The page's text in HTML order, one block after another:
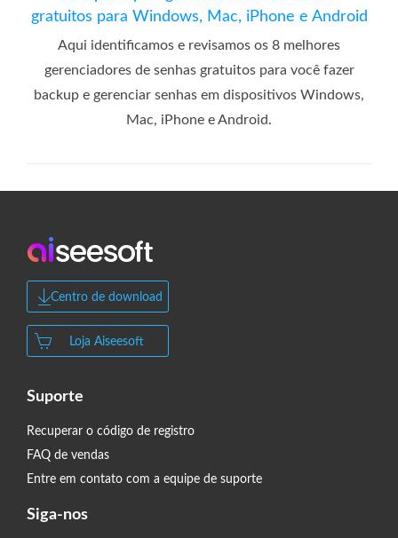
gratuitos para Windows, Mac, iPhone e Android
Aqui identificamos e revisamos os 8 melhores
gerenciadores de senhas gratuitos para você fazer
backup e gerenciar senhas em dispositivos Windows,
Mac, iPhone e Android.
Centro de download
Loja Aiseesoft
Suporte
Recuperar o código de registro
FAQ de vendas
Entre em contato com a equipe de suporte
Siga-nos